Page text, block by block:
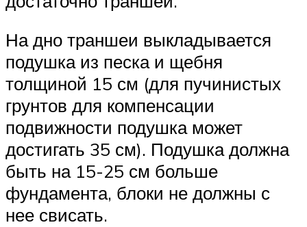
На дно траншеи выкладывается
подушка из песка и щебня
толщиной 15 см (для пучинистых
грунтов для компенсации
подвижности подушка может
достигать 35 см). Подушка должна
быть на 15-25 см больше
фундамента, блоки не должны с
нее свисать.